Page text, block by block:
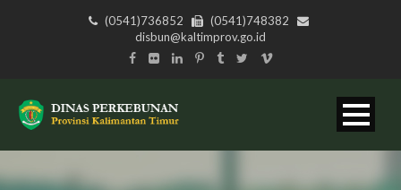
(0541)736852
(0541)748382
disbun@kaltimprov.go.id